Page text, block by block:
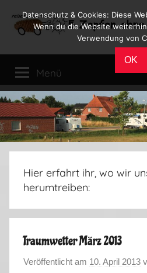
Inhalt
Reiseblog
Leben
im
Wohnmobil
Menü
Hier erfahrt ihr, wo wir
herumtreiben:
Traumwetter März 2013
Veröffentlicht am 10. April 2013
Datenschutz & Cookies: Diese
Wenn du die Website
Verwendung von
OK